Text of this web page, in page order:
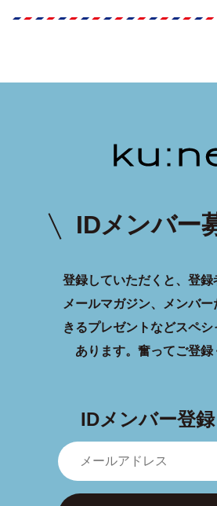
IDメンバー
登録していただくと、登録
メールマガジン、メンバ
きるプレゼントなどスペ
あります。 奮ってご登録
IDメンバー登